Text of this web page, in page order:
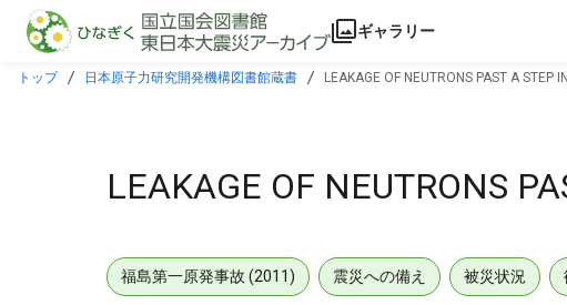
本文に飛ぶ
ギャラリー
トップ 日本原子力研究開発機構図書館蔵書 LEAKAGE OF NEUTRONS PAST A STEP
LEAKAGE OF NEUTRONS
福島第一原発事故 (2011) 震災への備え 被災状況